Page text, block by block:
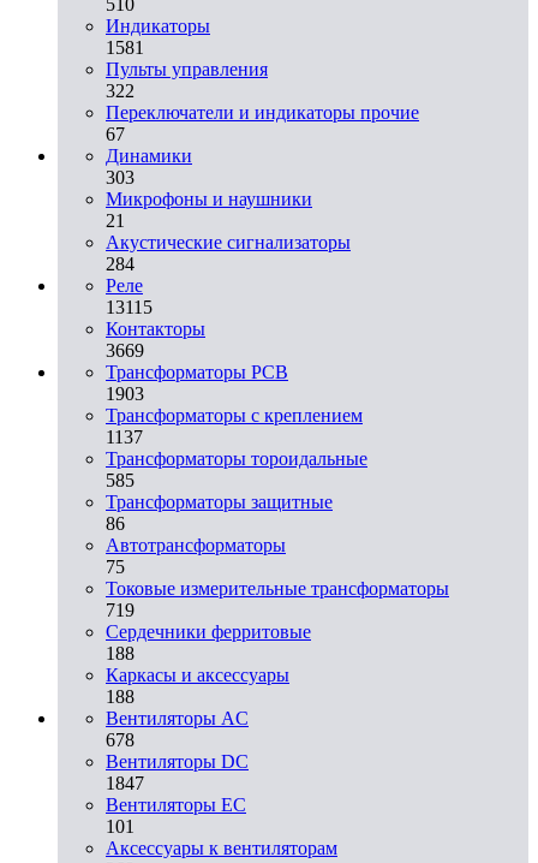
510
Индикаторы
1581
Пульты управления
322
Переключатели и индикаторы прочие
67
Динамики
303
Микрофоны и наушники
21
Акустические сигнализаторы
284
Реле
13115
Контакторы
3669
Трансформаторы PCB
1903
Трансформаторы с креплением
1137
Трансформаторы тороидальные
585
Трансформаторы защитные
86
Автотрансформаторы
75
Токовые измерительные трансформаторы
719
Сердечники ферритовые
188
Каркасы и аксессуары
188
Вентиляторы AC
678
Вентиляторы DC
1847
Вентиляторы EC
101
Аксессуары к вентиляторам